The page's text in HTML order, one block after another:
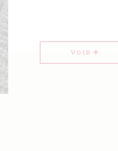
VOIR